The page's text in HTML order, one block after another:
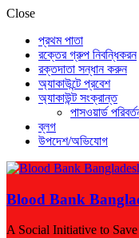
Close
প্রথম পাতা
রক্তের গ্রুপ নিবন্ধিকরন
রক্তদাতা সন্ধান করুন
অ্যাকাউন্টে প্রবেশ
অ্যাকাউন্ট সংক্রান্ত
পাসওয়ার্ড
ব্লগ
উপদেশ/অভিযোগ
Blood Bank
A Social Initiative to Save